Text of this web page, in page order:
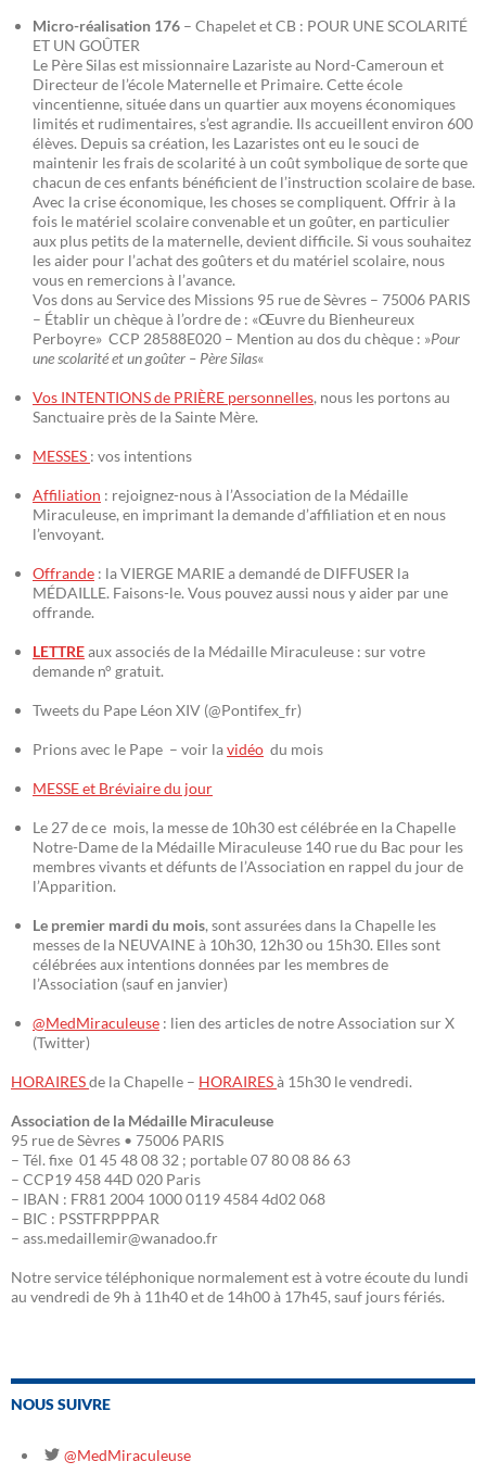
Micro-réalisation 176 – Chapelet et CB : POUR UNE SCOLARITÉ
ET UN GOÛTER
Le Père Silas est missionnaire Lazariste au Nord-Cameroun et
Directeur de l’école Maternelle et Primaire. Cette école
vincentienne, située dans un quartier aux moyens économiques
limités et rudimentaires, s’est agrandie. Ils accueillent environ 600
élèves. Depuis sa création, les Lazaristes ont eu le souci de
maintenir les frais de scolarité à un coût symbolique de sorte que
chacun de ces enfants bénéficient de l’instruction scolaire de base.
Avec la crise économique, les choses se compliquent. Offrir à la
fois le matériel scolaire convenable et un goûter, en particulier
aux plus petits de la maternelle, devient difficile. Si vous souhaitez
les aider pour l’achat des goûters et du matériel scolaire, nous
vous en remercions à l’avance.
Vos dons au Service des Missions 95 rue de Sèvres – 75006 PARIS
– Établir un chèque à l’ordre de : «Œuvre du Bienheureux
Perboyre» CCP 28588E020 – Mention au dos du chèque : »Pour
une scolarité et un goûter – Père Silas«
Vos INTENTIONS de PRIÈRE personnelles, nous les portons au
Sanctuaire près de la Sainte Mère.
MESSES : vos intentions
Affiliation : rejoignez-nous à l’Association de la Médaille
Miraculeuse, en imprimant la demande d’affiliation et en nous
l’envoyant.
Offrande : la VIERGE MARIE a demandé de DIFFUSER la
MÉDAILLE. Faisons-le. Vous pouvez aussi nous y aider par une
offrande.
LETTREaux associés de la Médaille Miraculeuse : sur votre
demande n° gratuit.
Tweets du Pape Léon XIV (@Pontifex_fr)
Prions avec le Pape – voir lavidéo du mois
MESSE et Bréviaire du jour
Le 27 de ce mois, la messe de 10h30 est célébrée en la Chapelle
Notre-Dame de la Médaille Miraculeuse 140 rue du Bac pour les
membres vivants et défunts de l’Association en rappel du jour de
l’Apparition.
Le premier mardi du mois, sont assurées dans la Chapelle les
messes de la NEUVAINE à 10h30, 12h30 ou 15h30. Elles sont
célébrées aux intentions données par les membres de
l’Association (sauf en janvier)
@MedMiraculeuse : lien des articles de notre Association sur X
(Twitter)
HORAIRESde la Chapelle – HORAIRESà 15h30 le vendredi.
Association de la Médaille Miraculeuse
95 rue de Sèvres • 75006 PARIS
– Tél. fixe 01 45 48 08 32 ; portable 07 80 08 86 63
– CCP19 458 44D 020 Paris
– IBAN : FR81 2004 1000 0119 4584 4d02 068
– BIC : PSSTFRPPPAR
– ass.medaillemir@wanadoo.fr
Notre service téléphonique normalement est à votre écoute du lundi
au vendredi de 9h à 11h40 et de 14h00 à 17h45, sauf jours fériés.
NOUS SUIVRE
@MedMiraculeuse